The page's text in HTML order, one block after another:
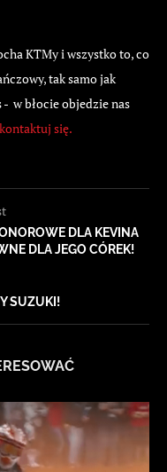
KTMy i wszystko to, co
tak samo jak
w błocie objedzie nas
się.
DLA KEVINA
DLA JEGO CÓREK!
SUZUKI!